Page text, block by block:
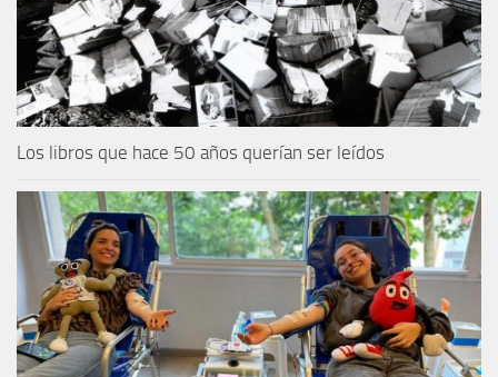
Los libros que hace 50 años querían ser leídos